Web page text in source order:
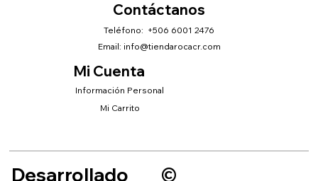
Mi Cuenta
Información Personal
Mi Carrito
Contáctanos
Teléfono: +506 6001 2476
Email: info@tiendarocacr.com
Desarrollado ©